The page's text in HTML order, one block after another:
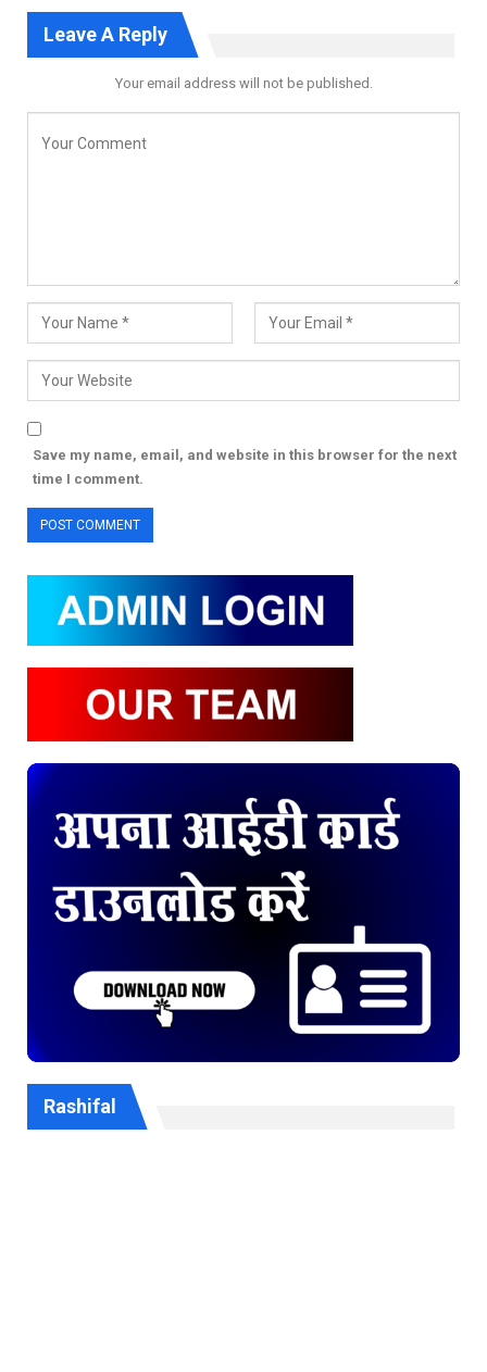
Leave A Reply
Your email address will not be published.
Save my name, email, and website in this browser for the next
time I comment.
Rashifal